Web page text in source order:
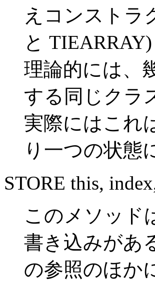
えコンストラ
と
理論的には、
する同じクラ
実際にはこれ
り一つの状態
STORE this,
このメソッド
書き込みがあ
の参照のほか